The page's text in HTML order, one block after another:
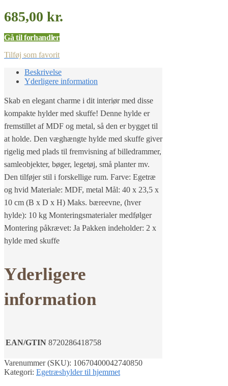
685,00 kr.
Gå til forhandler
Tilføj som favorit
Beskrivelse
Yderligere information
Skab en elegant charme i dit interiør med disse
kompakte hylder med skuffe! Denne hylde er
fremstillet af MDF og metal, så den er bygget til
at holde. Den væghængte hylde med skuffe giver
rigelig med plads til fremvisning af billedrammer,
samleobjekter, bøger, legetøj, små planter mv.
Den tilføjer stil i forskellige rum. Farve: Egetræ
og hvid Materiale: MDF, metal Mål: 40 x 23,5 x
10 cm (B x D x H) Maks. bæreevne, (hver
hylde): 10 kg Monteringsmaterialer medfølger
Montering påkrævet: Ja Pakken indeholder: 2 x
hylde med skuffe
Yderligere
information
EAN/GTIN 8720286418758
Varenummer (SKU): 10670400042740850
Kategori: Egetræshylder til hjemmet